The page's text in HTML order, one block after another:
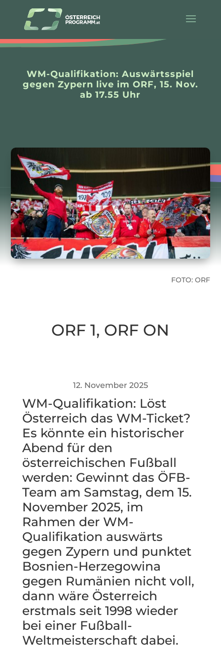
WM-Qualifikation: Auswärtsspiel
gegen Zypern live im ORF, 15. Nov.
ab 17.55 Uhr
FOTO: ORF
ORF 1, ORF ON
12. November 2025
WM-Qualifikation: Löst
Österreich das WM-Ticket?
Es könnte ein historischer
Abend für den
österreichischen Fußball
werden: Gewinnt das ÖFB-
Team am Samstag, dem 15.
November 2025, im
Rahmen der WM-
Qualifikation auswärts
gegen Zypern und punktet
Bosnien-Herzegowina
gegen Rumänien nicht voll,
dann wäre Österreich
erstmals seit 1998 wieder
bei einer Fußball-
Weltmeisterschaft dabei.